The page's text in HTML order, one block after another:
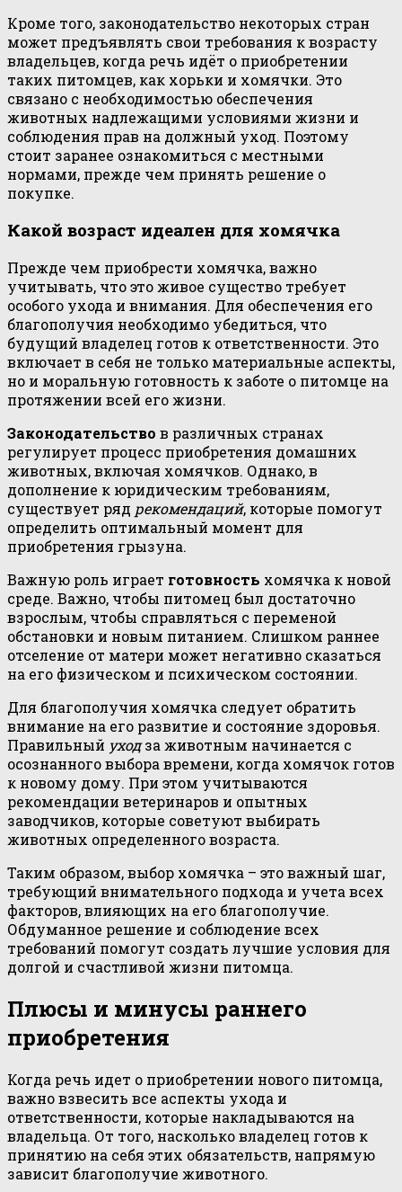
Кроме того, законодательство некоторых стран
может предъявлять свои требования к возрасту
владельцев, когда речь идёт о приобретении
таких питомцев, как хорьки и хомячки. Это
связано с необходимостью обеспечения
животных надлежащими условиями жизни и
соблюдения прав на должный уход. Поэтому
стоит заранее ознакомиться с местными
нормами, прежде чем принять решение о
покупке.
Какой возраст идеален для хомячка
Прежде чем приобрести хомячка, важно
учитывать, что это живое существо требует
особого ухода и внимания. Для обеспечения его
благополучия необходимо убедиться, что
будущий владелец готов к ответственности. Это
включает в себя не только материальные аспекты,
но и моральную готовность к заботе о питомце на
протяжении всей его жизни.
Законодательство в различных странах
регулирует процесс приобретения домашних
животных, включая хомячков. Однако, в
дополнение к юридическим требованиям,
существует ряд рекомендаций, которые помогут
определить оптимальный момент для
приобретения грызуна.
Важную роль играет готовность хомячка к новой
среде. Важно, чтобы питомец был достаточно
взрослым, чтобы справляться с переменой
обстановки и новым питанием. Слишком раннее
отселение от матери может негативно сказаться
на его физическом и психическом состоянии.
Для благополучия хомячка следует обратить
внимание на его развитие и состояние здоровья.
Правильный уходза животным начинается с
осознанного выбора времени, когда хомячок готов
к новому дому. При этом учитываются
рекомендации ветеринаров и опытных
заводчиков, которые советуют выбирать
животных определенного возраста.
Таким образом, выбор хомячка – это важный шаг,
требующий внимательного подхода и учета всех
факторов, влияющих на его благополучие.
Обдуманное решение и соблюдение всех
требований помогут создать лучшие условия для
долгой и счастливой жизни питомца.
Плюсы и минусы раннего
приобретения
Когда речь идет о приобретении нового питомца,
важно взвесить все аспекты ухода и
ответственности, которые накладываются на
владельца. От того, насколько владелец готов к
принятию на себя этих обязательств, напрямую
зависит благополучие животного.